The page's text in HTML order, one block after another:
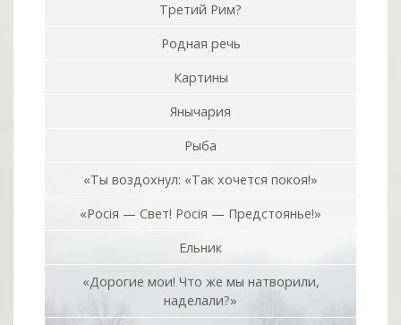
Третий Рим?
Родная речь
Картины
Янычария
Рыба
«Ты воздохнул: «Так хочется покоя!»
«Росiя — Свет! Росiя — Предстоянье!»
Ельник
«Дорогие мои! Что же мы натворили,
наделали?»